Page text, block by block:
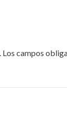
Los campos